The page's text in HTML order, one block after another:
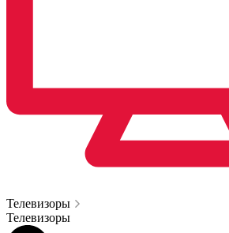
Телевизоры
Телевизоры